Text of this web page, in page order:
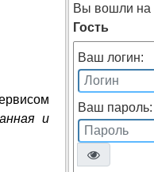
и
Вы вошли на
Гость
Ваш логин:
Ваш пароль: